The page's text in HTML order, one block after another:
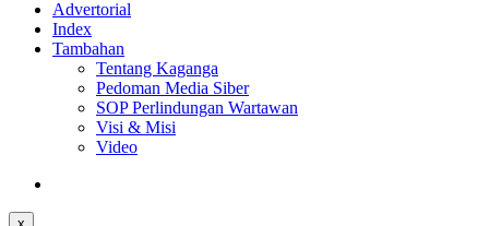
Advertorial
Index
Tambahan
Tentang Kaganga
Pedoman Media Siber
SOP Perlindungan Wartawan
Visi & Misi
Video